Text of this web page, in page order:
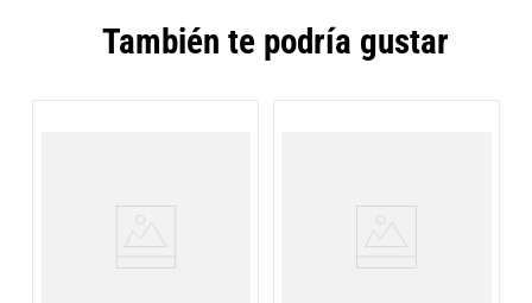
También te podría gustar